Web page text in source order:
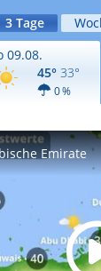
3 Tage
09.08.
45° 33°
0 %
Emirate